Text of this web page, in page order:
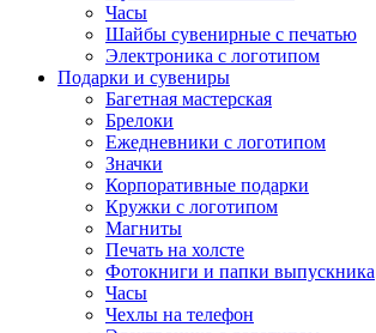
Часы
Шайбы сувенирные с печатью
Электроника с логотипом
Подарки и сувениры
Багетная мастерская
Брелоки
Ежедневники с логотипом
Значки
Корпоративные подарки
Кружки с логотипом
Магниты
Печать на холсте
Фотокниги и папки выпускника
Часы
Чехлы на телефон